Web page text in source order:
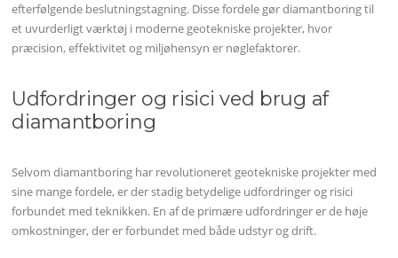
efterfølgende beslutningstagning. Disse fordele gør diamantboring til
et uvurderligt værktøj i moderne geotekniske projekter, hvor
præcision, effektivitet og miljøhensyn er nøglefaktorer.
Udfordringer og risici ved brug af
diamantboring
Selvom diamantboring har revolutioneret geotekniske projekter med
sine mange fordele, er der stadig betydelige udfordringer og risici
forbundet med teknikken. En af de primære udfordringer er de høje
omkostninger, der er forbundet med både udstyr og drift.